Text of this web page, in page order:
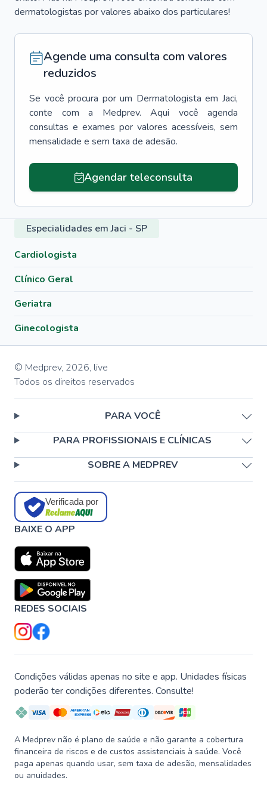
dermatologistas por valores abaixo dos particulares!
Agende uma consulta com valores
reduzidos
Se você procura por um Dermatologista em Jaci,
conte com a Medprev. Aqui você agenda
consultas e exames por valores acessíveis, sem
mensalidade e sem taxa de adesão.
Agendar teleconsulta
Especialidades em Jaci - SP
Cardiologista
Clínico Geral
Geriatra
Ginecologista
© Medprev, 2026, live
Todos os direitos reservados
PARA VOCÊ
PARA PROFISSIONAIS E CLÍNICAS
SOBRE A MEDPREV
Verificada por
BAIXE O APP
REDES SOCIAIS
Condições válidas apenas no site e app. Unidades físicas
poderão ter condições diferentes. Consulte!
A Medprev não é plano de saúde e não garante a cobertura
financeira de riscos e de custos assistenciais à saúde. Você
paga apenas quando usar, sem taxa de adesão, mensalidades
ou anuidades.